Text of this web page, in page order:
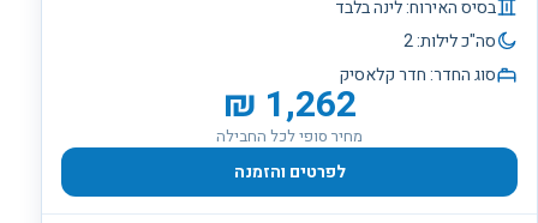
בסיס האירוח:לינה בלבד
סה"כ לילות:2
סוג החדר:חדר קלאסיק
1,262
₪
מחיר סופי לכל החבילה
לפרטים והזמנה